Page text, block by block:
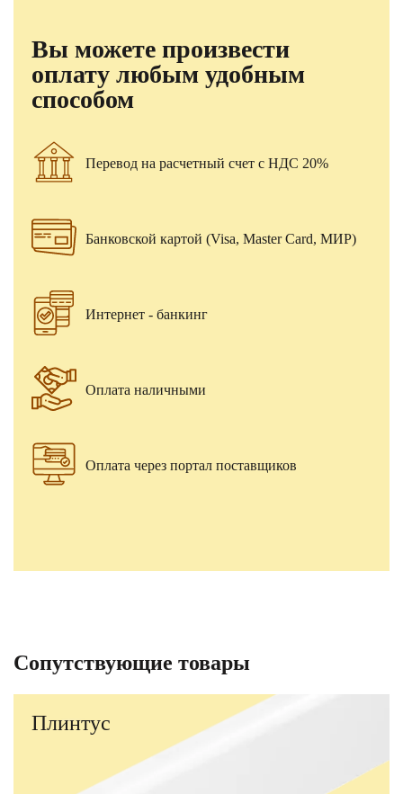
Вы можете произвести
оплату любым удобным
способом
Перевод на расчетный счет с НДС 20%
Банковской картой (Visa, Master Card, МИР)
Интернет - банкинг
Оплата наличными
Оплата через портал поставщиков
Сопутствующие товары
Плинтус